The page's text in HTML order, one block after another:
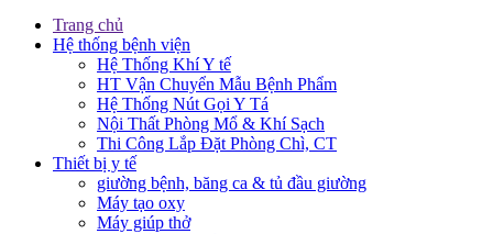
Trang chủ
Hệ thống bệnh viện
Hệ Thống Khí Y tế
HT Vận Chuyển Mẫu Bệnh Phẩm
Hệ Thống Nút Gọi Y Tá
Nội Thất Phòng Mổ & Khí Sạch
Thi Công Lắp Đặt Phòng Chì, CT
Thiết bị y tế
giường bệnh, băng ca & tủ đầu giường
Máy tạo oxy
Máy giúp thở